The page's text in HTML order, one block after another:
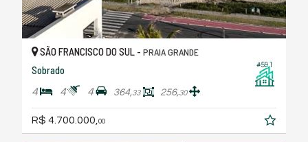
#591
SÃO FRANCISCO DO SUL - PRAIA GRANDE
Sobrado
4 4 4 364,33 256,30
R$ 4.700.000,00